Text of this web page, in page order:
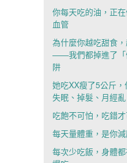
你每天吃的油，正
血管
為什麼你越吃甜食
——我們都掉進了「
阱
她吃XX瘦了5公斤
失眠、掉髮、月經亂
吃飽不可怕，吃錯
每天量體重，是你
每次少吃飯，身體